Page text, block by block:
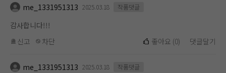
me_1331951313 2025.03.18 작품댓글
감사합니다!!!
신고
차단 좋아요 (0) 댓글달기
me_1331951313 2025.03.18 작품댓글